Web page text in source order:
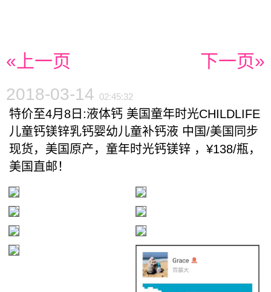
«上一页 下一页»
2018-03-14 02:45:32
特价至4月8日:液体钙 美国童年时光CHILDLIFE
儿童钙镁锌乳钙婴幼儿童补钙液 中国/美国同步
现货，美国原产，童年时光钙镁锌 ，¥138/瓶，
美国直邮！